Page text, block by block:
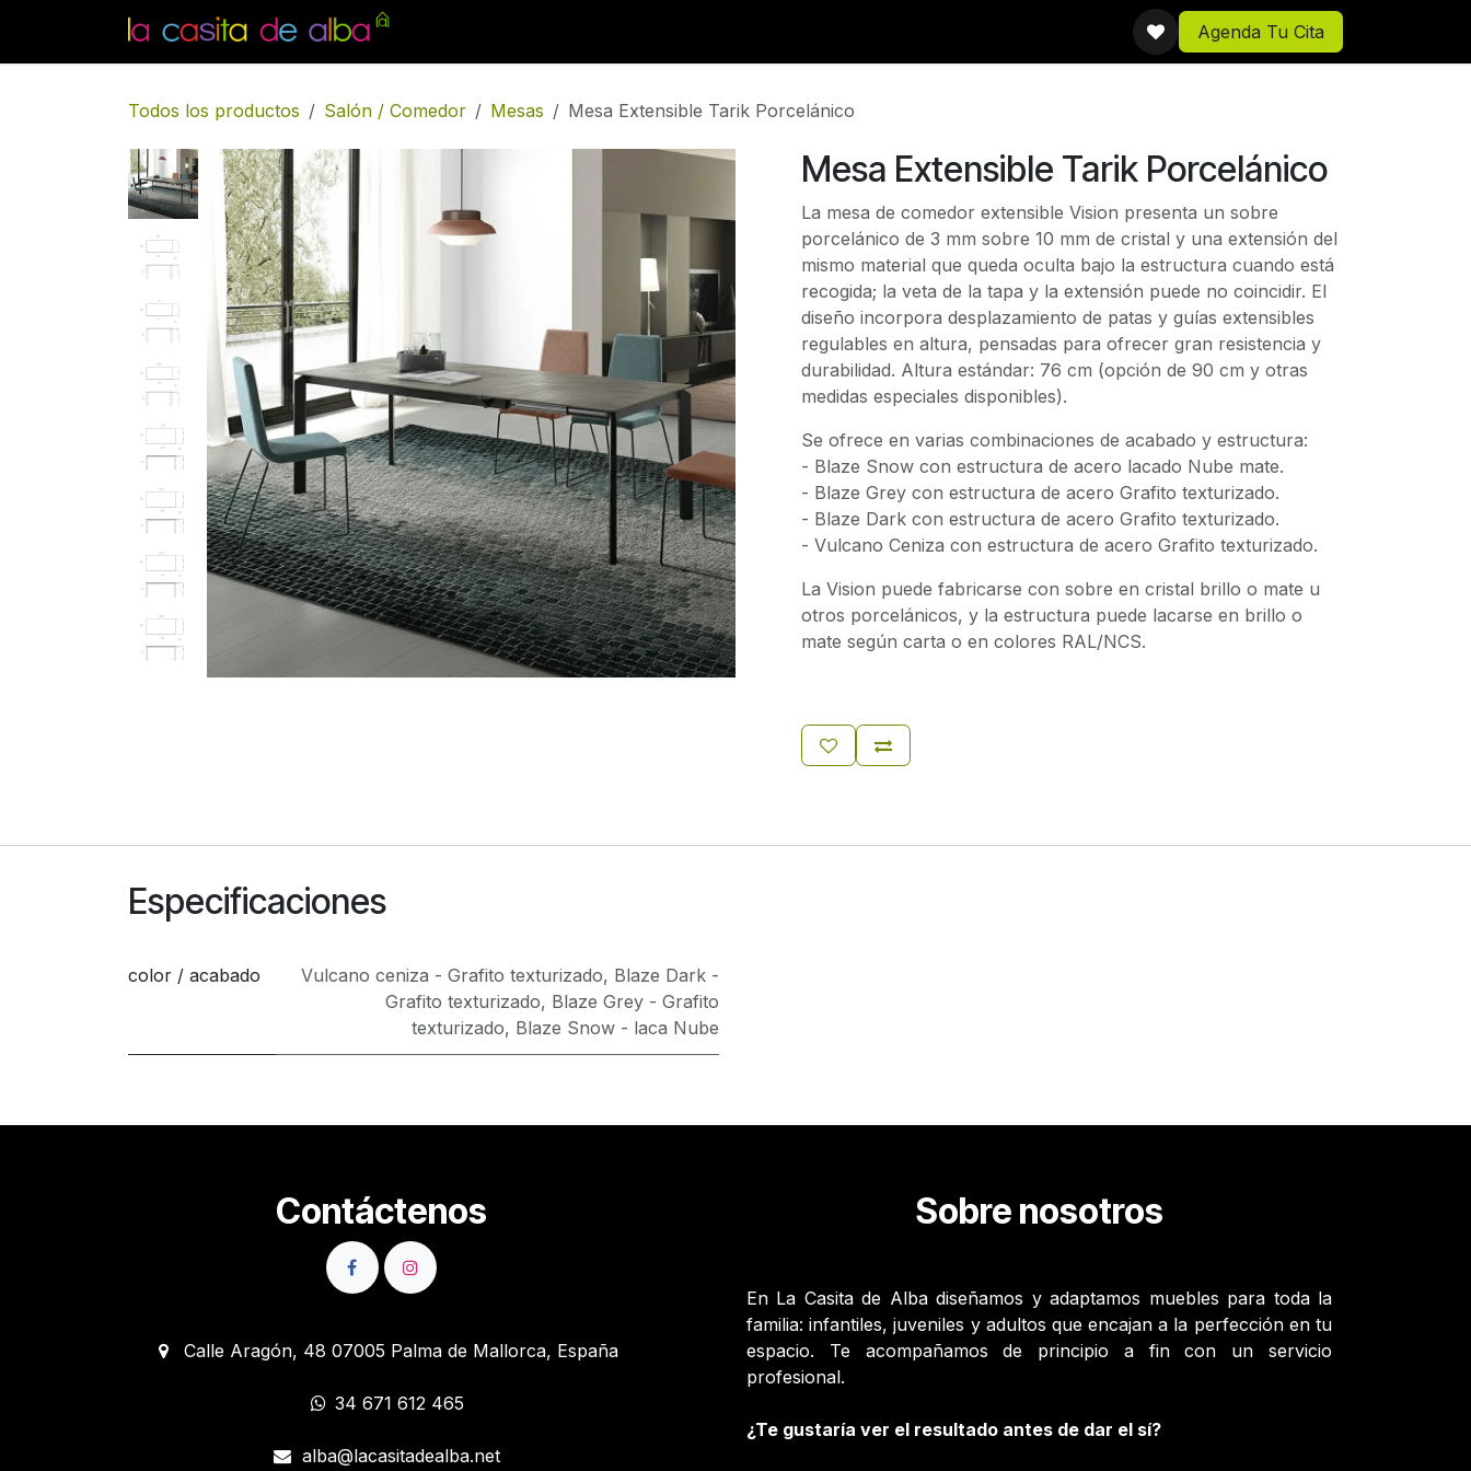
Agenda Tu Cita
Todos los productos Salón / Comedor Mesas Mesa Extensible Tarik Porcelánico
Mesa Extensible Tarik Porcelánico
La mesa de comedor extensible Vision presenta un sobre
porcelánico de 3 mm sobre 10 mm de cristal y una extensión del
mismo material que queda oculta bajo la estructura cuando está
recogida; la veta de la tapa y la extensión puede no coincidir. El
diseño incorpora desplazamiento de patas y guías extensibles
regulables en altura, pensadas para ofrecer gran resistencia y
durabilidad. Altura estándar: 76 cm (opción de 90 cm y otras
medidas especiales disponibles).
Se ofrece en varias combinaciones de acabado y estructura:
- Blaze Snow con estructura de acero lacado Nube mate.
- Blaze Grey con estructura de acero Grafito texturizado.
- Blaze Dark con estructura de acero Grafito texturizado.
- Vulcano Ceniza con estructura de acero Grafito texturizado.
La Vision puede fabricarse con sobre en cristal brillo o mate u
otros porcelánicos, y la estructura puede lacarse en brillo o
mate según carta o en colores RAL/NCS.
Especificaciones
color / acabado Vulcano ceniza - Grafito texturizado, Blaze Dark -
Grafito texturizado, Blaze Grey - Grafito
texturizado, Blaze Snow - laca Nube
Contáctenos
Calle Aragón, 48 07005 Palma de Mallorca, España
34 671 612 465
alba@lacasitadealba.net
Sobre nosotros
En La Casita de Alba diseñamos y adaptamos muebles para toda la
familia: infantiles, juveniles y adultos que encajan a la perfección en tu
espacio. Te acompañamos de principio a fin con un servicio
profesional.
¿Te gustaría ver el resultado antes de dar el sí?